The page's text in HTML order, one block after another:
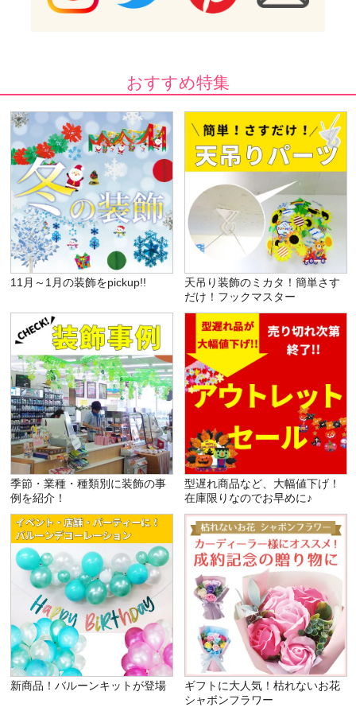
おすすめ特集
11月～1月の装飾をpickup!!
天吊り装飾のミカタ！簡単さす
だけ！フックマスター
季節・業種・種類別に装飾の事
例を紹介！
型遅れ商品など、大幅値下げ！
在庫限りなのでお早めに♪
新商品！バルーンキットが登場
ギフトに大人気！枯れないお花
シャボンフラワー